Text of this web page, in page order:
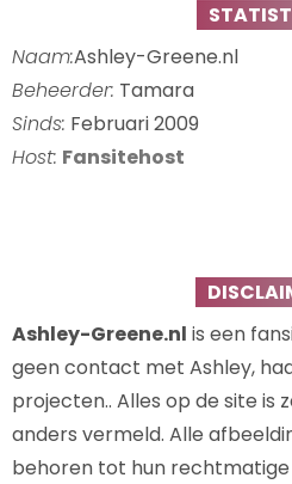
Naam:Ashley-Greene.nl
Beheerder: Tamara
Sinds: Februari 2009
Host: Fansitehost
Ashley-Greene.nl is een
geen contact met Ashley,
projecten.. Alles op de site is
anders vermeld. Alle
behoren tot hun rechtmatige